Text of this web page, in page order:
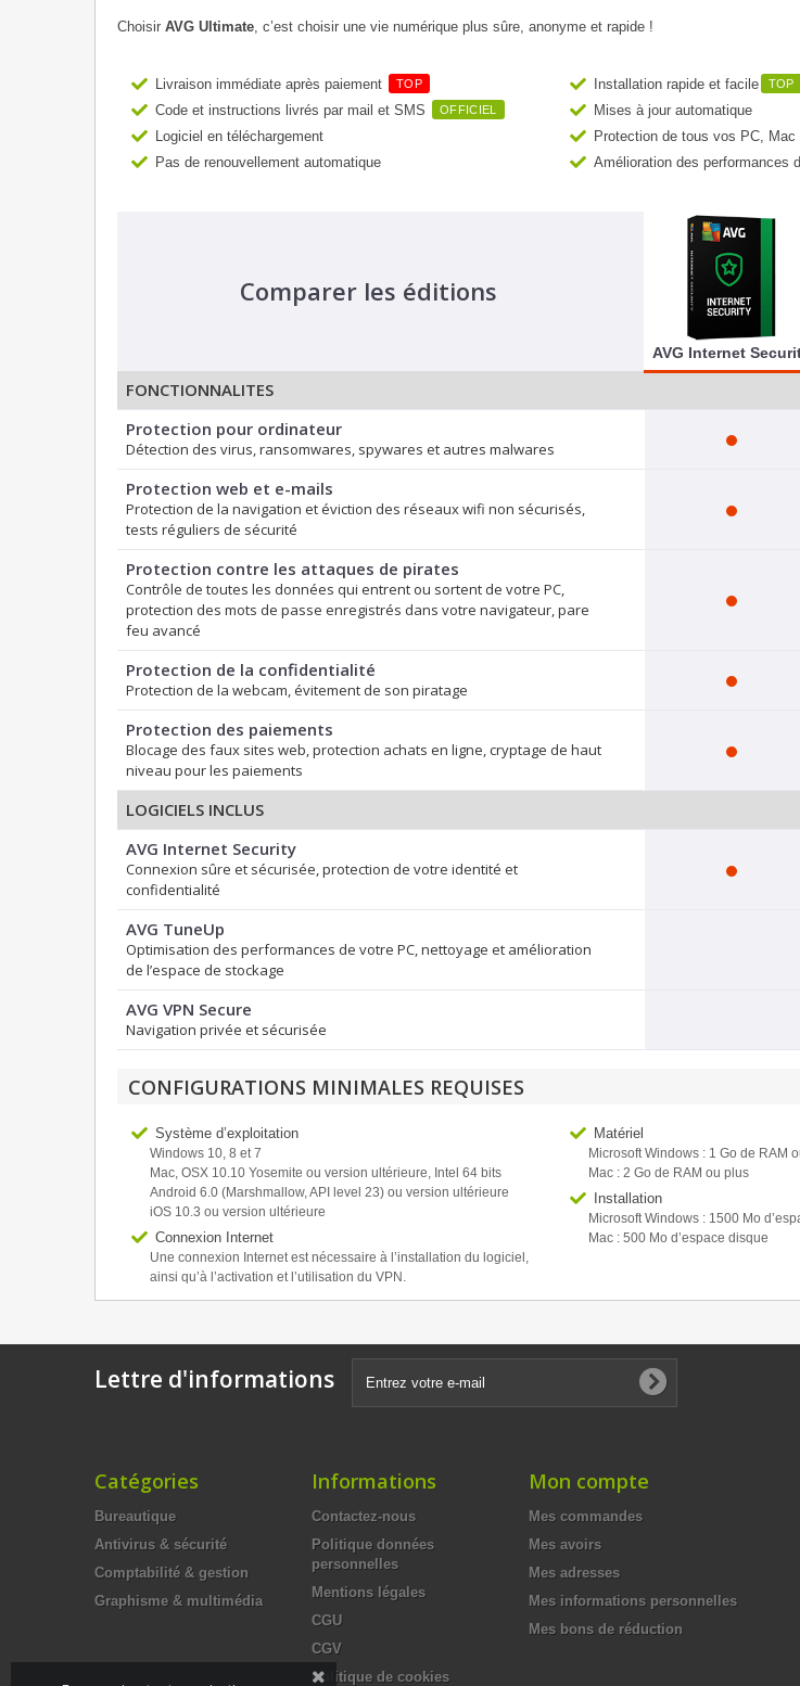
Choisir AVG Ultimate, c’est choisir une vie numérique plus sûre, anonyme et rapide !
Livraison immédiate après paiement TOP
Code et instructions livrés par mail et SMS OFFICIEL
Logiciel en téléchargement
Pas de renouvellement automatique
Installation rapide et facile TOP
Mises à jour automatique
Protection de tous vos PC, Mac
Amélioration des performances
Comparer les éditions
AVG Internet
FONCTIONNALITES
Protection pour ordinateur
Détection des virus, ransomwares, spywares et autres malwares
Protection web et e-mails
Protection de la navigation et éviction des réseaux wifi non sécurisés,
tests réguliers de sécurité
Protection contre les attaques de pirates
Contrôle de toutes les données qui entrent ou sortent de votre PC,
protection des mots de passe enregistrés dans votre navigateur, pare
feu avancé
Protection de la confidentialité
Protection de la webcam, évitement de son piratage
Protection des paiements
Blocage des faux sites web, protection achats en ligne, cryptage de haut
niveau pour les paiements
LOGICIELS INCLUS
AVG Internet Security
Connexion sûre et sécurisée, protection de votre identité et
confidentialité
AVG TuneUp
Optimisation des performances de votre PC, nettoyage et amélioration
de l’espace de stockage
AVG VPN Secure
Navigation privée et sécurisée
CONFIGURATIONS MINIMALES REQUISES
Système d’exploitation
Windows 10, 8 et 7
Mac, OSX 10.10 Yosemite ou version ultérieure, Intel 64 bits
Android 6.0 (Marshmallow, API level 23) ou version ultérieure
iOS 10.3 ou version ultérieure
Connexion Internet
Une connexion Internet est nécessaire à l’installation du logiciel,
ainsi qu’à l’activation et l’utilisation du VPN.
Matériel
Microsoft Windows : 1 Go de RAM
Mac : 2 Go de RAM ou plus
Installation
Microsoft Windows : 1500 Mo
Mac : 500 Mo d’espace disque
Lettre d'informations
Catégories
Bureautique
Antivirus & sécurité
Comptabilité & gestion
Graphisme & multimédia
Informations
Contactez-nous
Politique données
personnelles
Mentions légales
CGU
CGV
Politique de cookies
Mon compte
Mes commandes
Mes avoirs
Mes adresses
Mes informations personnelles
Mes bons de réduction